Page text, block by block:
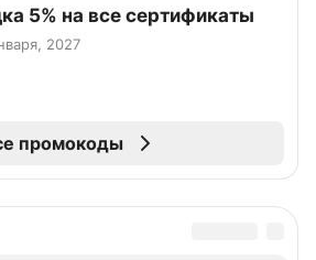
5% на все сертификаты
2027
промокоды